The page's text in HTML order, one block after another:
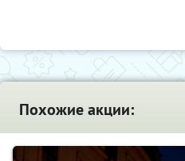
Похожие акции: